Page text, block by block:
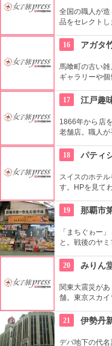
全国の職人が
品をセレクト
めるので、粋
16 アガタ
馬喰町の古い
ギャラリーや
注目を浴びる
17 江戸趣
1866年から店
老舗店。職人が
18
パティ
スイスのホテ
す。HPを見て
を絶えません。
19 那覇市
「まちぐゎー
と。戦後のヤ
欠かせない食
い。勿論お土産
場で買った食
20 みりん
関東大震災が
舗。東京スカイ
ではぬれ煎餅
気。
21 伊勢丹
デパ地下の代